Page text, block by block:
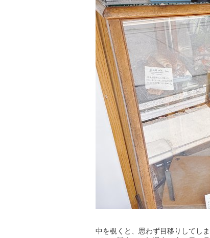
中を覗くと、思わず目移りしてし